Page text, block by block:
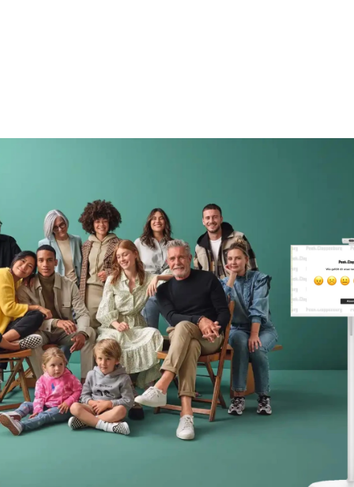
vertrauen auf UpReach — von der Agentur bis
zum Enterprise-Konzern.
Die Ausgangslage